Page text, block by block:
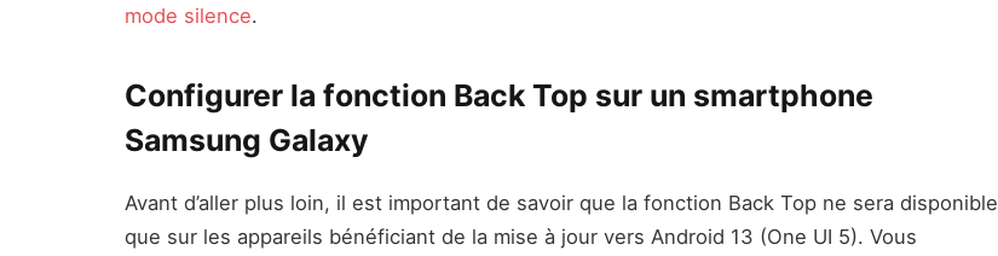
mode silence.
Configurer la fonction Back Top sur un smartphone
Samsung Galaxy
Avant d’aller plus loin, il est important de savoir que la fonction Back Top ne sera disponible
que sur les appareils bénéficiant de la mise à jour vers Android 13 (One UI 5). Vous